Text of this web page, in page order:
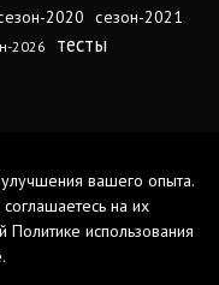
2020 сезон-2021
2026 тесты
вашего опыта.
на их
Политике использования
.